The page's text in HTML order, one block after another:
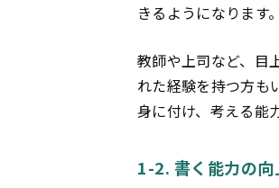
きるようになります。
教師や上司など、目
れた経験を持つ方も
身に付け、考える能
1-2. 書く能力の向